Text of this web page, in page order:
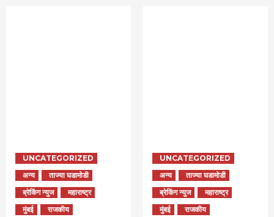
UNCATEGORIZED
अन्य
ताज्या घडामोडी
ब्रेकिंग न्युज
महाराष्ट्र
मुंबई
राजकीय
UNCATEGORIZED
अन्य
ताज्या घडामोडी
ब्रेकिंग न्युज
महाराष्ट्र
मुंबई
राजकीय